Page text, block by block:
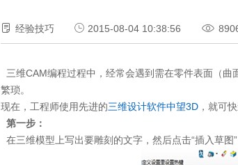
经验技巧 2015-08-04 10:38:56
三维CAM编程过程中，经常会遇到需在零件表面（曲
繁琐。
现在，工程师使用先进的三维设计软件中望3D ，就可
第一步：
在三维模型上写出要雕刻的文字，然后点击“插入草图